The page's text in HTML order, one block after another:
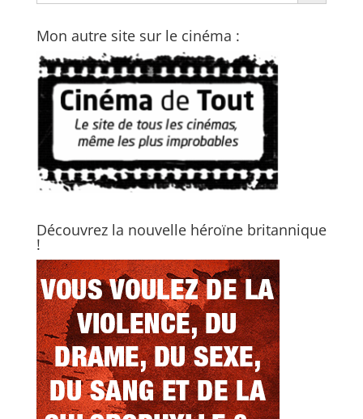
Mon autre site sur le cinéma :
Découvrez la nouvelle héroïne britannique
!